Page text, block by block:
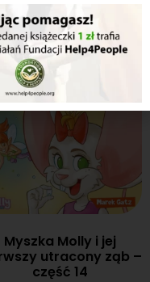
Myszka Molly i jej
utracony ząb –
część 14